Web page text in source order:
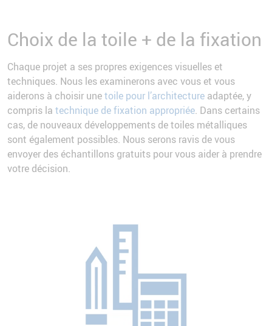
Choix de la toile + de la fixation
Chaque projet a ses propres exigences visuelles et
techniques. Nous les examinerons avec vous et vous
aiderons à choisir unetoile pour l’architecture adaptée, y
compris la technique de fixation appropriée. Dans certains
cas, de nouveaux développements de toiles métalliques
sont également possibles. Nous serons ravis de vous
envoyer des échantillons gratuits pour vous aider à prendre
votre décision.